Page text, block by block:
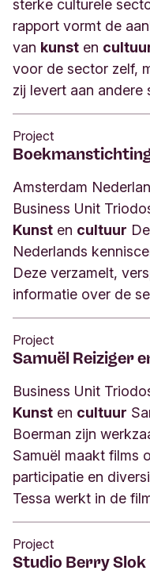
sterke culturele
rapport vormt de
van kunst en
voor de sector zelf,
zij levert aan
Project
Amsterdam
Business Unit
Kunst en cultuur
Nederlands
Deze verzamelt,
informatie over de
Samuël Reiziger
Project
Business Unit
Kunst en cultuur
Boerman zijn
Samuël maakt films
participatie en
Tessa werkt in de
Studio Berry Slok
Project